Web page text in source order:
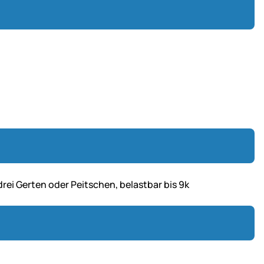
Gerten oder Peitschen, belastbar bis 9k